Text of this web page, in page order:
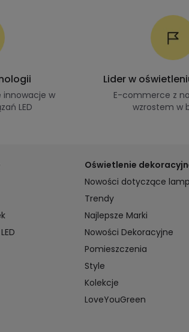
innowacje w
LED
Lider w
E-commerce z
wzrostem w
Oświetlenie
Nowości dotyczące lamp
Trendy
Najlepsze Marki
Nowości Dekoracyjne
Pomieszczenia
Style
Kolekcje
LoveYouGreen